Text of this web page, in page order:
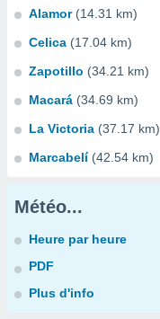
Alamor (14.31 km)
Celica (17.04 km)
Zapotillo (34.21 km)
Macará (34.69 km)
La Victoria (37.17 km)
Marcabelí (42.54 km)
Météo...
Heure par heure
PDF
Plus d'info